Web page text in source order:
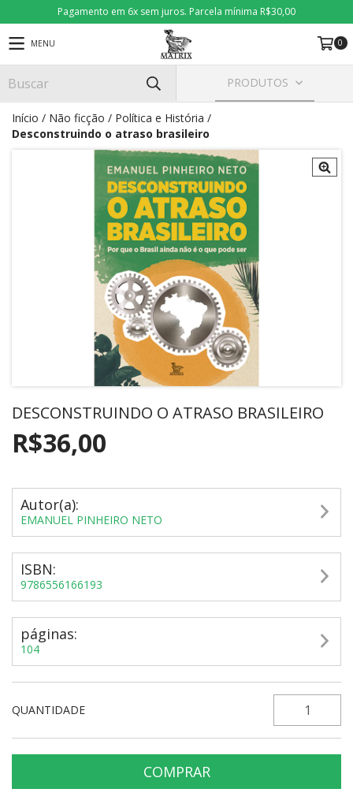
Pagamento em 6x sem juros. Parcela mínima R$30,00
MENU 0
PRODUTOS
Início / Não ficção / Política e História /
Desconstruindo o atraso brasileiro
DESCONSTRUINDO O ATRASO BRASILEIRO
R$36,00
Autor(a):
EMANUEL PINHEIRO NETO
ISBN:
9786556166193
páginas:
104
QUANTIDADE